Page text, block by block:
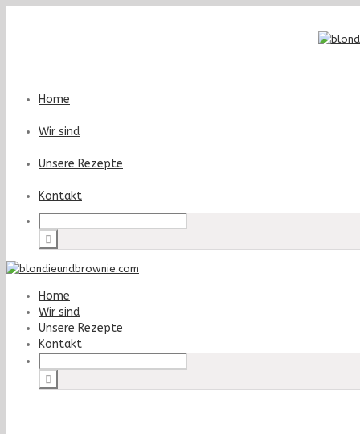
Home
Wir sind
Unsere Rezepte
Kontakt
Home
Wir sind
Unsere Rezepte
Kontakt